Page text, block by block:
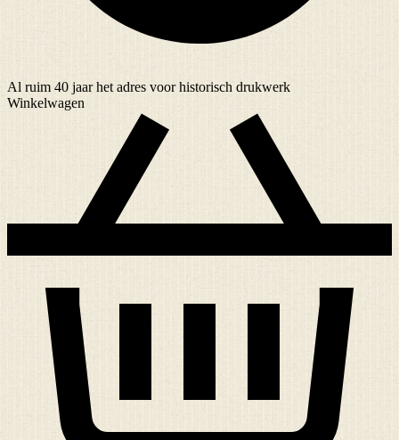
Al ruim 40 jaarhet adres voor historisch drukwerk
Winkelwagen